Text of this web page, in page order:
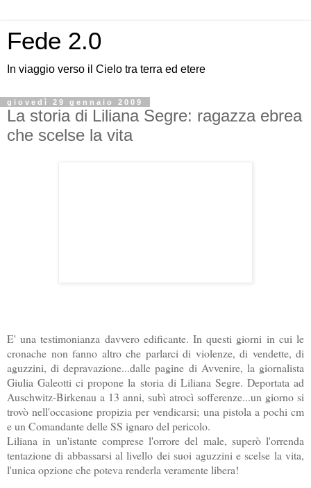
Fede 2.0
In viaggio verso il Cielo tra terra ed etere
giovedì 29 gennaio 2009
La storia di Liliana Segre: ragazza ebrea
che scelse la vita
E' una testimonianza davvero edificante. In questi giorni in cui le
cronache non fanno altro che parlarci di violenze, di vendette, di
aguzzini, di depravazione...dalle pagine di Avvenire, la giornalista
Giulia Galeotti ci propone la storia di Liliana Segre. Deportata ad
Auschwitz-Birkenau a 13 anni, subì atrocì sofferenze...un giorno si
trovò nell'occasione propizia per vendicarsi; una pistola a pochi cm
e un Comandante delle SS ignaro del pericolo.
Liliana in un'istante comprese l'orrore del male, superò l'orrenda
tentazione di abbassarsi al livello dei suoi aguzzini e scelse la vita,
l'unica opzione che poteva renderla veramente libera!